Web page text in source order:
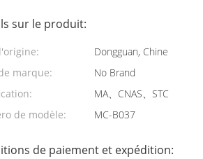
sur le produit:
Dongguan, Chine
marque:
No Brand
MA、CNAS、STC
de modèle:
MC-B037
de paiement et expédition: